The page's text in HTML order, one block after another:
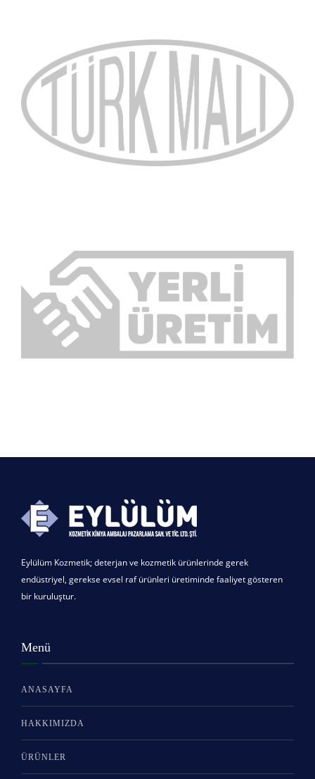
Eylülüm Kozmetik; deterjan ve kozmetik ürünlerinde gerek
endüstriyel, gerekse evsel raf ürünleri üretiminde faaliyet gösteren
bir kuruluştur.
Menü
ANASAYFA
HAKKIMIZDA
ÜRÜNLER